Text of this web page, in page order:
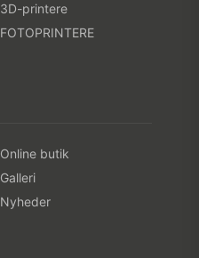
3D-printere
FOTOPRINTERE
Online butik
Galleri
Nyheder